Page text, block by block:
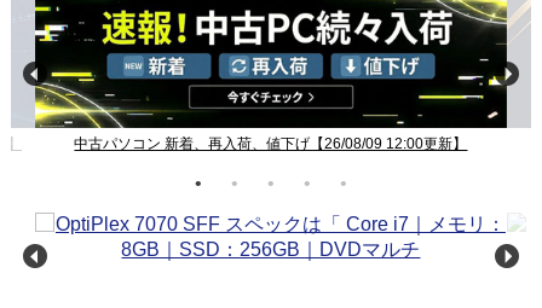
中古パソコン 新着、再入荷、値下げ【26/08/09 12:00更新】